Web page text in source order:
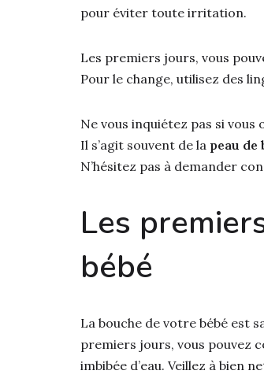
pour éviter toute irritation.
Les premiers jours, vous
Pour le change, utilisez des
Ne vous inquiétez pas si
Il s’agit souvent de la peau de
N’hésitez pas à demander
Les
bébé
La bouche de votre bébé est
premiers jours, vous pouvez
imbibée d’eau. Veillez à bien